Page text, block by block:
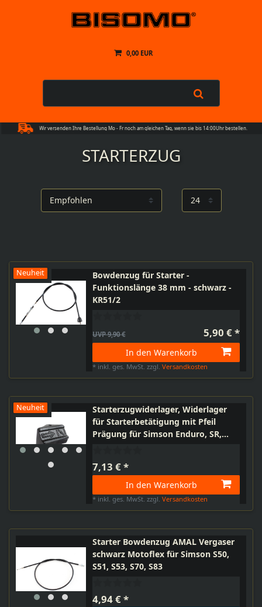
0,00 EUR
Wir versenden Ihre Bestellung Mo - Fr noch am gleichen Tag, wenn sie bis 14:00Uhr bestellen.
STARTERZUG
Neuheit
Bowdenzug für Starter -
Funktionslänge 38 mm - schwarz -
KR51/2
UVP 9,90 € 5,90 € *
In den Warenkorb
* inkl. ges. MwSt. zzgl.Versandkosten
Neuheit
Starterzugwiderlager, Widerlager
für Starterbetätigung mit Pfeil
Prägung für Simson Enduro, SR,
7,13 € *
In den Warenkorb
* inkl. ges. MwSt. zzgl.Versandkosten
Starter Bowdenzug AMAL Vergaser
schwarz Motoflex für Simson S50,
S51, S53, S70, S83
4,94 € *